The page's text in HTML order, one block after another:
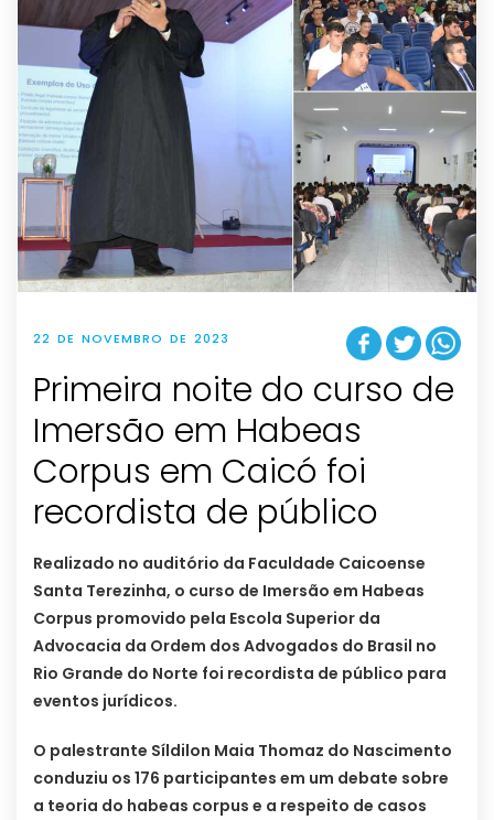
22 DE NOVEMBRO DE 2023
Primeira noite do curso de
Imersão em Habeas
Corpus em Caicó foi
recordista de público
Realizado no auditório da Faculdade Caicoense
Santa Terezinha, o curso de Imersão em Habeas
Corpus promovido pela Escola Superior da
Advocacia da Ordem dos Advogados do Brasil no
Rio Grande do Norte foi recordista de público para
eventos jurídicos.
O palestrante Síldilon Maia Thomaz do Nascimento
conduziu os 176 participantes em um debate sobre
a teoria do habeas corpus e a respeito de casos